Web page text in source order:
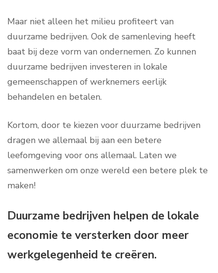
Maar niet alleen het milieu profiteert van
duurzame bedrijven. Ook de samenleving heeft
baat bij deze vorm van ondernemen. Zo kunnen
duurzame bedrijven investeren in lokale
gemeenschappen of werknemers eerlijk
behandelen en betalen.
Kortom, door te kiezen voor duurzame bedrijven
dragen we allemaal bij aan een betere
leefomgeving voor ons allemaal. Laten we
samenwerken om onze wereld een betere plek te
maken!
Duurzame bedrijven helpen de lokale
economie te versterken door meer
werkgelegenheid te creëren.